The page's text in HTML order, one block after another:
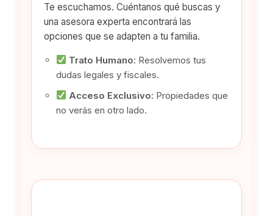
Te escuchamos. Cuéntanos qué buscas y
una asesora experta encontrará las
opciones que se adapten a tu familia.
Trato Humano: Resolvemos tus
dudas legales y fiscales.
Acceso Exclusivo: Propiedades que
no verás en otro lado.